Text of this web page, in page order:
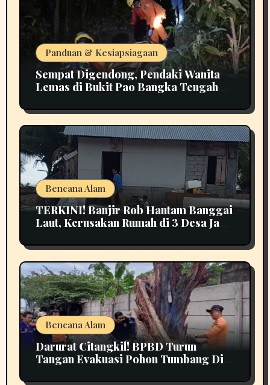
Panduan & Kesiapsiagaan
Sempat Digendong, Pendaki Wanita
Lemas di Bukit Pao Bangka Tengah
Bencana Alam
TERKINI! Banjir Rob Hantam Banggai
Laut, Kerusakan Rumah di 3 Desa Jadi
Bencana Alam
Darurat Citangkil! BPBD Turun
Tangan Evakuasi Pohon Tumbang Di